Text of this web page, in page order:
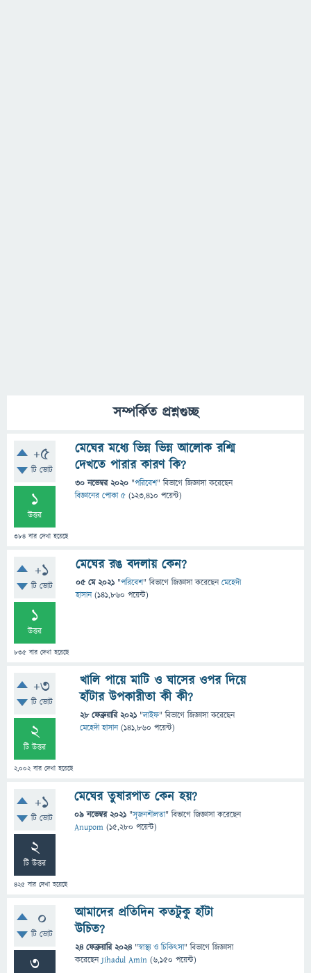
সম্পর্কিত প্রশ্নগুচ্ছ
+5
টি ভোট
1
উত্তর
384 বার দেখা হয়েছে
মেঘের মধ্যে ভিন্ন ভিন্ন আলোক রশ্মি
দেখতে পারার কারণ কি?
30 নভেম্বর 2020 "পরিবেশ" বিভাগে জিজ্ঞাসাকরেছেন
বিজ্ঞানের পোকা ৫ (123,410 পয়েন্ট)
+1
টি ভোট
1
উত্তর
835 বার দেখা হয়েছে
মেঘের রঙ বদলায় কেন?
05 মে 2021 "পরিবেশ" বিভাগে জিজ্ঞাসাকরেছেনমেহেদী
হাসান (141,860 পয়েন্ট)
+3
টি ভোট
2
টি উত্তর
2,002বার দেখা হয়েছে
খালি পায়ে মাটি ও ঘাসের ওপর দিয়ে
হাঁটার উপকারীতা কী কী?
28 ফেব্রুয়ারি 2021 "লাইফ" বিভাগে জিজ্ঞাসাকরেছেন
মেহেদী হাসান (141,860 পয়েন্ট)
+1
টি ভোট
2
টি উত্তর
425 বার দেখা হয়েছে
মেঘের তুষারপাত কেন হয়?
09 নভেম্বর 2021 "সৃজনশীলতা" বিভাগে জিজ্ঞাসাকরেছেন
Anupom (15,280 পয়েন্ট)
0
টি ভোট
3
আমাদের প্রতিদিন কতটুকু হাঁটা
উচিত?
24 ফেব্রুয়ারি 2024 "স্বাস্থ্য ও চিকিৎসা" বিভাগে জিজ্ঞাসা
করেছেনJihadul Amin (6,150 পয়েন্ট)